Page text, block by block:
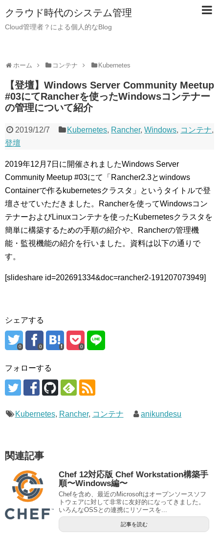
クラウド時代のシステム管理
Cloud管理者？による個人的なBlog
ホーム コンテナ Kubernetes
【登壇】Windows Server Community Meetup
#03にてRancherを使ったWindowsコンテナー
の管理について紹介
2019/12/7 Kubernetes, Rancher,Windows, コンテナ,
登壇
2019年12月7日に開催されましたWindows Server
Community Meetup #03にて「Rancher2.3とwindows
Containerで作るkubernetesクラスタ」というタイトルで登
壇させていただきました。Rancherを使ってWindowsコン
テナーおよびLinuxコンテナを使ったKubernetesクラスタを
簡単に構築するための手順の紹介や、Rancherの管理機
能・監視機能の紹介を行いました。資料は以下の通りで
す。
[slideshare id=202691334&doc=rancher2-191207073949]
シェアする
0 0 0
フォローする
Kubernetes, Rancher, コンテナ anikundesu
関連記事
Chef 12対応版 Chef Workstation構築手
順〜Windows編〜
Chefを含め、最近のMicrosoftはオープンソースソフ
トウェアに対して非常に友好的になってきました。
いろんなOSSとの連携にリソースを...
記事を読む